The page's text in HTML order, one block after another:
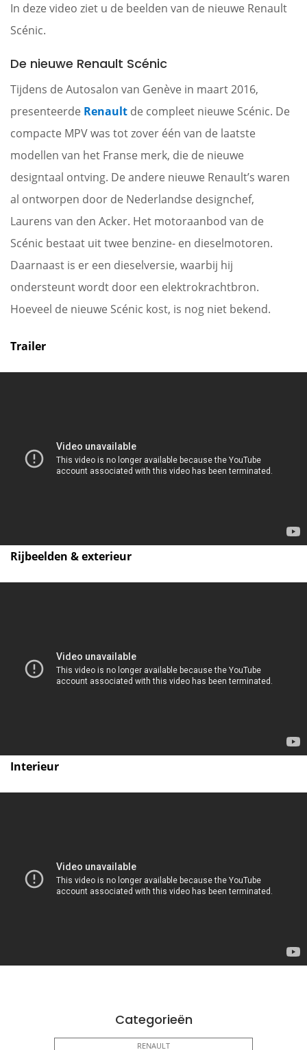
In deze video ziet u de beelden van de nieuwe Renault
Scénic.
De nieuwe Renault Scénic
Tijdens de Autosalon van Genève in maart 2016,
presenteerde Renault de compleet nieuwe Scénic. De
compacte MPV was tot zover één van de laatste
modellen van het Franse merk, die de nieuwe
designtaal ontving. De andere nieuwe Renault’s waren
al ontworpen door de Nederlandse designchef,
Laurens van den Acker. Het motoraanbod van de
Scénic bestaat uit twee benzine- en dieselmotoren.
Daarnaast is er een dieselversie, waarbij hij
ondersteunt wordt door een elektrokrachtbron.
Hoeveel de nieuwe Scénic kost, is nog niet bekend.
Trailer
Rijbeelden & exterieur
Interieur
Categorieën
RENAULT